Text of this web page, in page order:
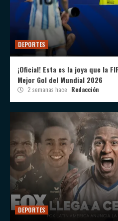
DEPORTES
¡Oficial! Esta es la joya que la
Mejor Gol del Mundial 2026
2 semanas hace Redacción
DEPORTES